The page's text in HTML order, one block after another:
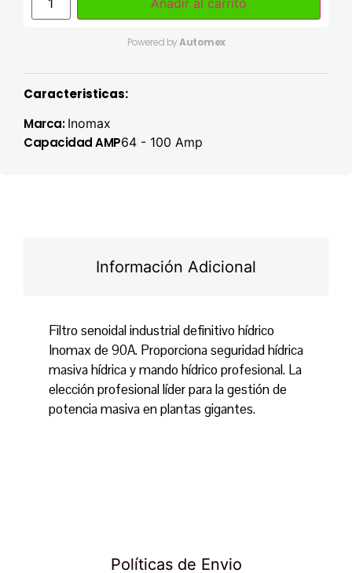
Añadir al carrito
Powered byAutomex
Caracteristicas:
Marca: Inomax
Capacidad AMP64 - 100 Amp
Información Adicional
Políticas de Envio
Filtro senoidal industrial definitivo hídrico
Inomax de 90A. Proporciona seguridad hídrica
masiva hídrica y mando hídrico profesional. La
elección profesional líder para la gestión de
potencia masiva en plantas gigantes.